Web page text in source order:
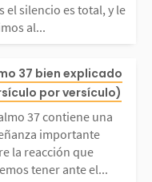
P
total, y le
hecho,
el silencio es total, y le
al...
en
37
sobre la
37 bien explicado
por versículo)
37 contiene una
importante
la reacción que
tener ante el...